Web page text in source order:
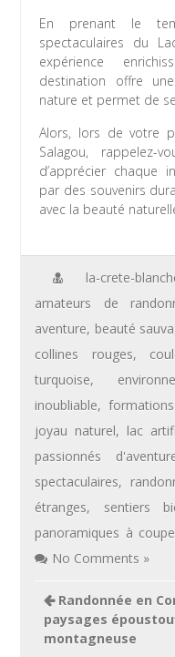
En prenant le
spectaculaires du
expérience
destination offre
nature et permet de
Alors, lors de votre
Salagou, rappelez-
d’apprécier chaque
par des souvenirs
avec la beauté
la-crete-
amateurs de
aventure, beauté
collines rouges,
turquoise,
inoubliable,
joyau naturel, lac
passionnés
spectaculaires,
étranges, sentiers
panoramiques à
No Comments »
Navigation
de
l’article
Randonnée en
paysages
montagneuse